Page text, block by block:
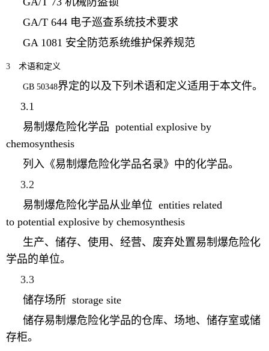
GA/T 644 电子巡查系统技术要求
GA 1081 安全防范系统维护保养规范
3 术语和定义
GB 50348界定的以及下列术语和定义适用于本文件。
3.1
易制爆危险化学品 potential explosive by
chemosynthesis
列入《易制爆危险化学品名录》中的化学品。
3.2
易制爆危险化学品从业单位 entities related
to potential explosive by chemosynthesis
生产、储存、使用、经营、废弃处置易制爆危险化
学品的单位。
3.3
储存场所 storage site
储存易制爆危险化学品的仓库、场地、储存室或储
存柜。